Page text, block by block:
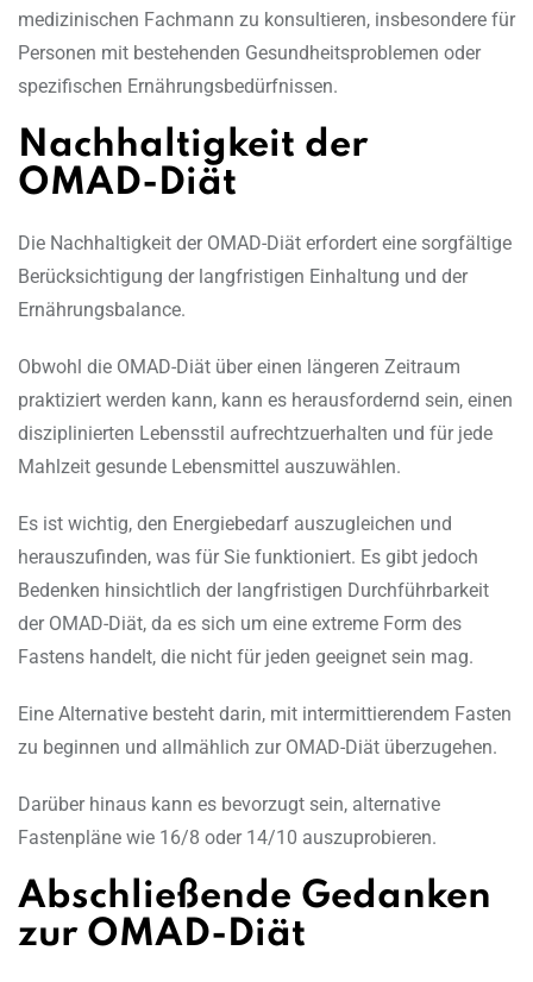
medizinischen Fachmann zu konsultieren, insbesondere für
Personen mit bestehenden Gesundheitsproblemen oder
spezifischen Ernährungsbedürfnissen.
Nachhaltigkeit der
OMAD-Diät
Die Nachhaltigkeit der OMAD-Diät erfordert eine sorgfältige
Berücksichtigung der langfristigen Einhaltung und der
Ernährungsbalance.
Obwohl die OMAD-Diät über einen längeren Zeitraum
praktiziert werden kann, kann es herausfordernd sein, einen
disziplinierten Lebensstil aufrechtzuerhalten und für jede
Mahlzeit gesunde Lebensmittel auszuwählen.
Es ist wichtig, den Energiebedarf auszugleichen und
herauszufinden, was für Sie funktioniert. Es gibt jedoch
Bedenken hinsichtlich der langfristigen Durchführbarkeit
der OMAD-Diät, da es sich um eine extreme Form des
Fastens handelt, die nicht für jeden geeignet sein mag.
Eine Alternative besteht darin, mit intermittierendem Fasten
zu beginnen und allmählich zur OMAD-Diät überzugehen.
Darüber hinaus kann es bevorzugt sein, alternative
Fastenpläne wie 16/8 oder 14/10 auszuprobieren.
Abschließende Gedanken
zur OMAD-Diät